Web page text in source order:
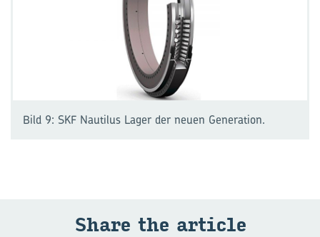
Bild 9: SKF Nautilus Lager der neuen Generation.
Share the ar­ticle